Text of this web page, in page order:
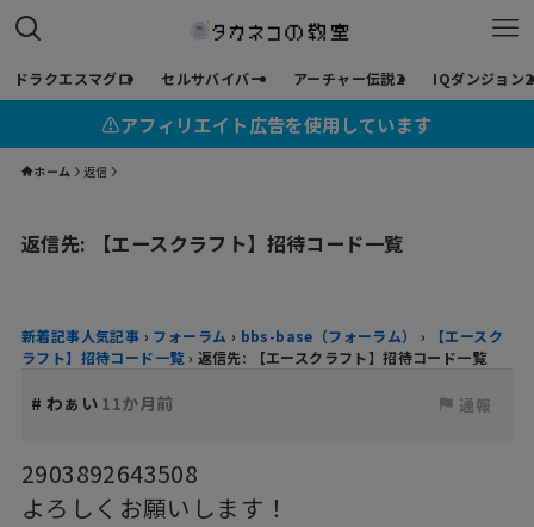
ドラクエスマグロ セルサバイバー アーチャー伝説2 IQダンジョン2
⚠︎アフィリエイト広告を使用しています
ホーム 返信
返信先: 【エースクラフト】招待コード一覧
新着記事人気記事 › フォーラム › bbs-base（フォーラム） ›
【エースク
ラフト】招待コード一覧 › 返信先: 【エースクラフト】招待コード一覧
# わぁい 11か月前 通報
2903892643508
よろしくお願いします！